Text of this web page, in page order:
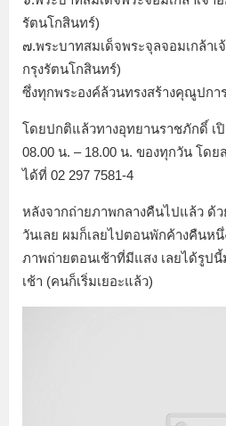
รัตนโกสินทร์)
๗.พระบาทสมเด็จพระจุลจอมเกล้าเ
กรุงรัตนโกสินทร์)
ซึ่งทุกพระองค์ล้วนทรงสร้างคุณูปก
โดยปกติแล้วทางอุทยานราชภักดิ์ เ
08.00 น. – 18.00 น. ของทุกวัน โด
ได้ที่ 02 297 7581-4
หลังจากถ่ายภาพกลางคืนไปแล้ว ด้
วันเลย ผมก็เลยไปตอนพักค้างคืนหนึ่
ภาพถ่ายตอนเช้าที่มีแสง เลยได้รูป
เช้า (คนก็เริ่มเยอะแล้ว)